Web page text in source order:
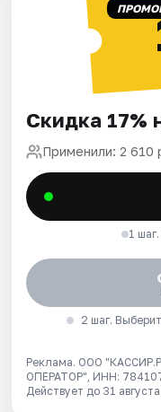
Скидка 17%
Применили: 2 610
1
2 шаг.
Реклама. ООО
ОПЕРАТОР", ИНН:
Действует до 31